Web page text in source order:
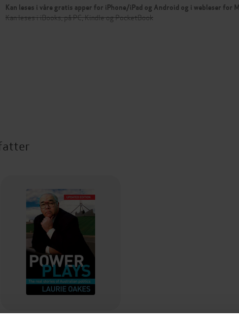
Kan leses i våre gratis apper for iPhone/iPad og Android og i webleser for
Kan leses i iBooks, på PC, Kindle og PocketBook